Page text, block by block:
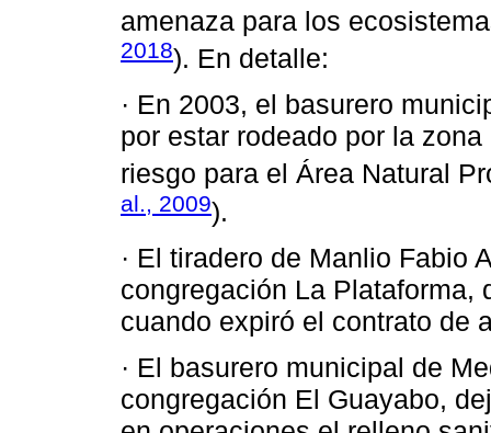
amenaza para los
2018). En detalle:
· En 2003, el basurero
por estar rodeado por la
riesgo para el Área Natural
al., 2009).
· El tiradero de Manlio Fabio
congregación La Plataforma,
cuando expiró el contrato de
· El basurero municipal de
congregación El Guayabo,